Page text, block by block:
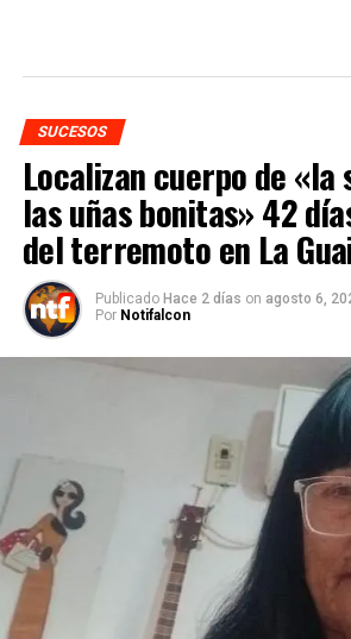
SUCESOS
Localizan cuerpo de «la
las uñas bonitas» 42
del terremoto en La
Publicado Hace 2 días on agosto 6,
Por Notifalcon